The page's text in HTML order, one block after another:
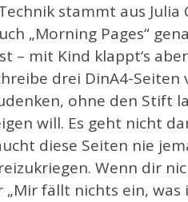
stammt aus Julia
„Morning Pages“
– mit Kind klappt‘s
drei DinA4-Seiten
ohne den Stift
will. Es geht nicht
diese Seiten nie
Wenn dir
„Mir fällt nichts ein, was